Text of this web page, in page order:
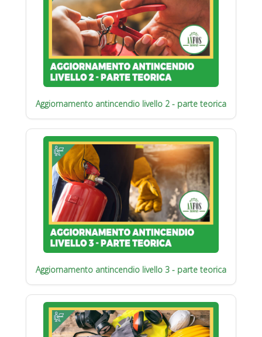
Aggiornamento antincendio livello 2 - parte teorica
Aggiornamento antincendio livello 3 - parte teorica